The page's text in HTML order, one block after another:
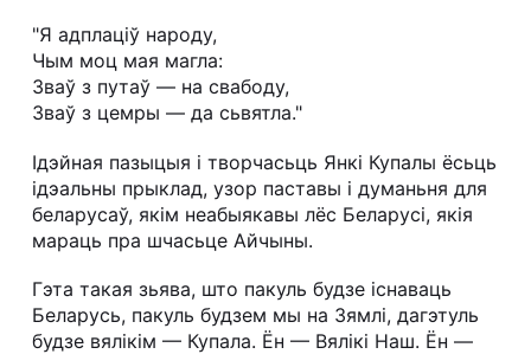
"Я адплаціў народу,
Чым моц мая магла:
Зваў з путаў — на свабоду,
Зваў з цемры — да сьвятла."
Ідэйная пазыцыя і творчасьць Янкі Купалы ёсьць
ідэальны прыклад, узор паставы і думаньня для
беларусаў, якім неабыякавы лёс Беларусі, якія
мараць пра шчасьце Айчыны.
Гэта такая зьява, што пакуль будзе існаваць
Беларусь, пакуль будзем мы на Зямлі, дагэтуль
будзе вялікім — Купала. Ён — Вялікі Наш. Ён —